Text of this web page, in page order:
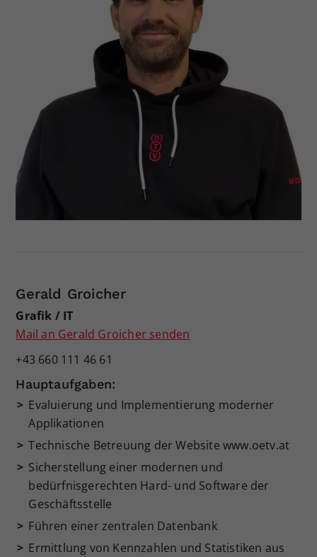
Gerald Groicher
Grafik / IT
Mail an Gerald Groicher senden
+43 660 111 46 61
Hauptaufgaben:
Evaluierung und Implementierung moderner
Applikationen
Technische Betreuung der Website www.oetv.at
Sicherstellung einer modernen und
bedürfnisgerechten Hard- und Software der
Geschäftsstelle
Führen einer zentralen Datenbank
Ermittlung von Kennzahlen und Statistiken aus